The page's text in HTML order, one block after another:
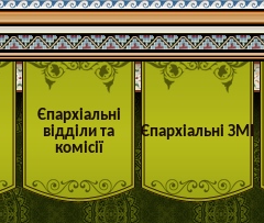
Єпархіальні
відділи та
комісії
Єпархіальні ЗМІ